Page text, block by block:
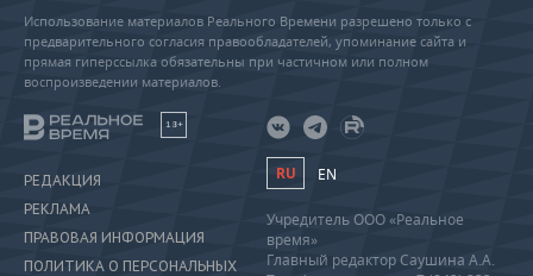
Использование материалов Реального Времени разрешено только с
предварительного согласия правообладателей, упоминание сайта и
прямая гиперссылка обязательны при частичном или полном
воспроизведении материалов.
18+
РЕДАКЦИЯ
РЕКЛАМА
ПРАВОВАЯ ИНФОРМАЦИЯ
ПОЛИТИКА О ПЕРСОНАЛЬНЫХ
RU EN
Учредитель ООО «Реальное
время»
Главный редактор Саушина А.А.